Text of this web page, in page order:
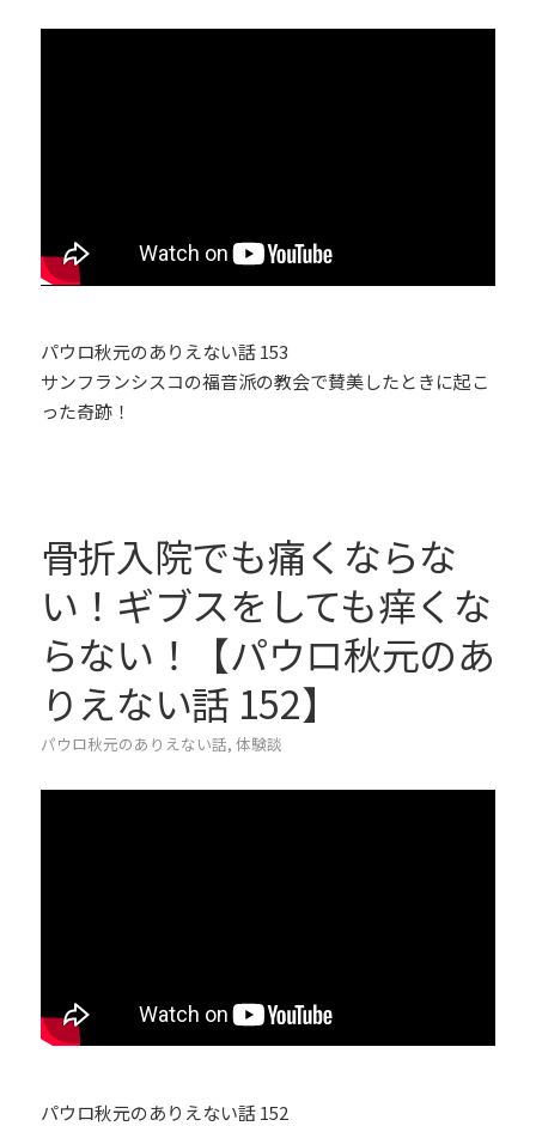
パウロ秋元のありえない話 153
サンフランシスコの福音派の教会で賛美したときに起こ
った奇跡！
骨折入院でも痛くならな
い！ギブスをしても痒くな
らない！【パウロ秋元のあ
りえない話 152】
パウロ秋元のありえない話, 体験談
パウロ秋元のありえない話 152